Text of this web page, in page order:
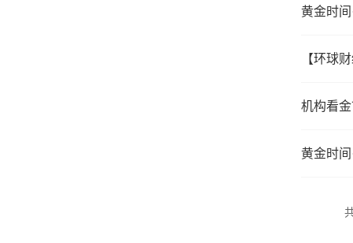
黄金时
【环球
机构看
黄金时